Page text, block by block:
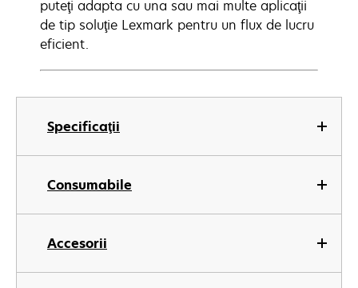
Specificaţii
Consumabile
Accesorii
puteţi adapta cu una sau mai multe aplicaţii
de tip soluţie Lexmark pentru un flux de lucru
eficient.